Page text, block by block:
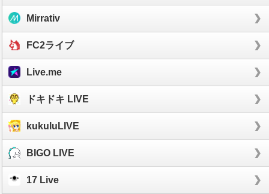
Mirrativ
FC2ライブ
Live.me
ドキドキ LIVE
kukuluLIVE
BIGO LIVE
17 Live